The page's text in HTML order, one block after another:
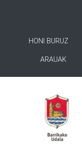
HONI BURUZ
ARAUAK